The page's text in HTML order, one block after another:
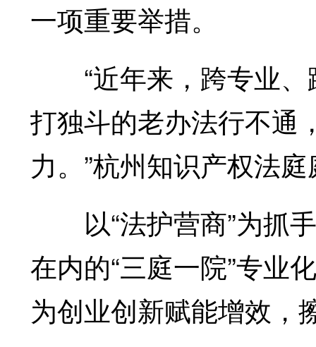
一项重要举措。
“近年来，跨专业、
打独斗的老办法行不通
力。”杭州知识产权法
以“法护营商”为抓手
在内的“三庭一院”专业
为创业创新赋能增效，